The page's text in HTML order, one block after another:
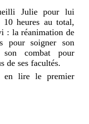
Julie pour lui
10 heures au total,
: la réanimation de
pour soigner son
son combat pour
de ses facultés.
en lire le premier